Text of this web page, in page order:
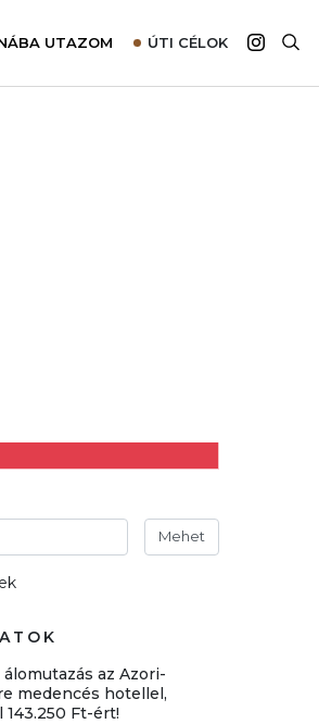
UTAZOM ÚTI CÉLOK
Mehet
álomutazás az Azori-
medencés hotellel,
143.250 Ft-ért!